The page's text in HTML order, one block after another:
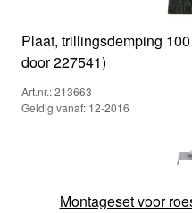
Plaat, trillingsdemping
door 227541)
Art.nr.: 213663
Geldig vanaf: 12-2016
Montageset voor